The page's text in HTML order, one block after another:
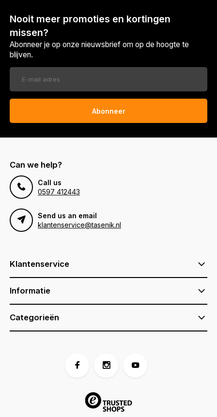
Nooit meer promoties en kortingen
missen?
Abonneer je op onze nieuwsbrief om op de hoogte te
blijven.
Abonneer
Can we help?
Call us
0597 412443
Send us an email
klantenservice@tasenik.nl
Klantenservice
Informatie
Categorieën